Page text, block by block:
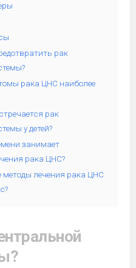
рак
рака ЦНС наиболее
рак
у детей?
занимает
рака ЦНС?
методы лечения рака ЦНС